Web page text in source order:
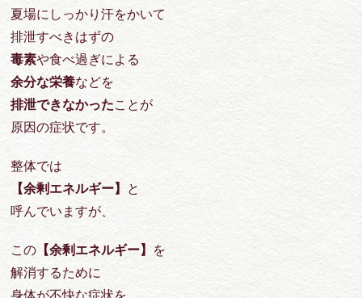
夏場にしっかり汗をかいて
排泄すべきはずの
毒素や食べ過ぎによる
余分な栄養などを
排泄できなかったことが
原因の症状です。
整体では
【余剰エネルギー】
と
呼んでいますが、
この【余剰エネルギー】
を
解消するために
身体が不快な症状を